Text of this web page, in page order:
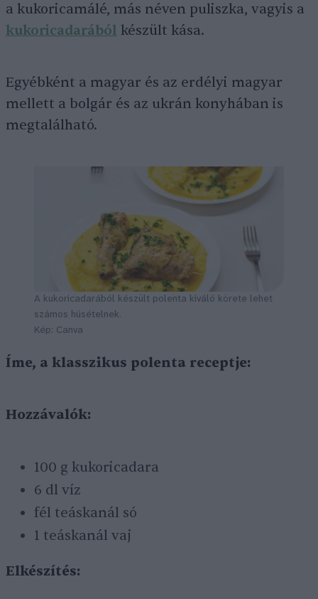
a kukoricamálé, más néven puliszka, vagyis a
kukoricadarából készült kása.
Egyébként a magyar és az erdélyi magyar
mellett a bolgár és az ukrán konyhában is
megtalálható.
A kukoricadarából készült polenta kiváló körete lehet
számos húsételnek.
Kép: Canva
Íme, a klasszikus polenta receptje:
Hozzávalók:
100 g kukoricadara
6 dl víz
fél teáskanál só
1 teáskanál vaj
Elkészítés: